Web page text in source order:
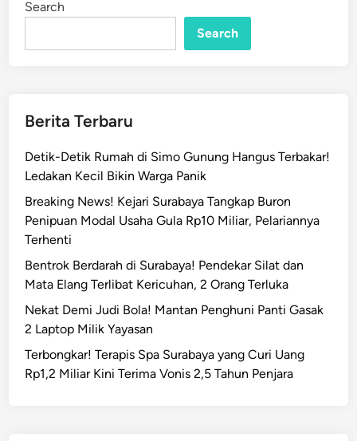
Search
Search
Berita Terbaru
Detik-Detik Rumah di Simo Gunung Hangus Terbakar!
Ledakan Kecil Bikin Warga Panik
Breaking News! Kejari Surabaya Tangkap Buron
Penipuan Modal Usaha Gula Rp10 Miliar, Pelariannya
Terhenti
Bentrok Berdarah di Surabaya! Pendekar Silat dan
Mata Elang Terlibat Kericuhan, 2 Orang Terluka
Nekat Demi Judi Bola! Mantan Penghuni Panti Gasak
2 Laptop Milik Yayasan
Terbongkar! Terapis Spa Surabaya yang Curi Uang
Rp1,2 Miliar Kini Terima Vonis 2,5 Tahun Penjara